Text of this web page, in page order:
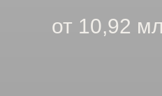
от 10,92